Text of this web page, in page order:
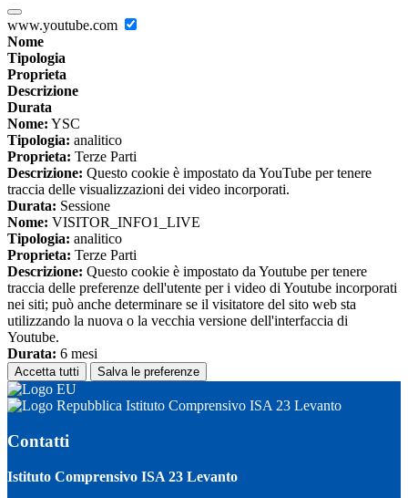
www.youtube.com
Nome
Tipologia
Proprieta
Descrizione
Durata
Nome: YSC
Tipologia: analitico
Proprieta: Terze Parti
Descrizione: Questo cookie è impostato da YouTube per tenere
traccia delle visualizzazioni dei video incorporati.
Durata: Sessione
Nome: VISITOR_INFO1_LIVE
Tipologia: analitico
Proprieta: Terze Parti
Descrizione: Questo cookie è impostato da Youtube per tenere
traccia delle preferenze dell'utente per i video di Youtube incorporati
nei siti; può anche determinare se il visitatore del sito web sta
utilizzando la nuova o la vecchia versione dell'interfaccia di
Youtube.
Durata: 6 mesi
Accetta tutti Salva le preferenze
Istituto Comprensivo ISA 23 Levanto
Contatti
Istituto Comprensivo ISA 23 Levanto